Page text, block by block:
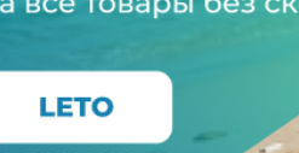
Оплата после осмотра